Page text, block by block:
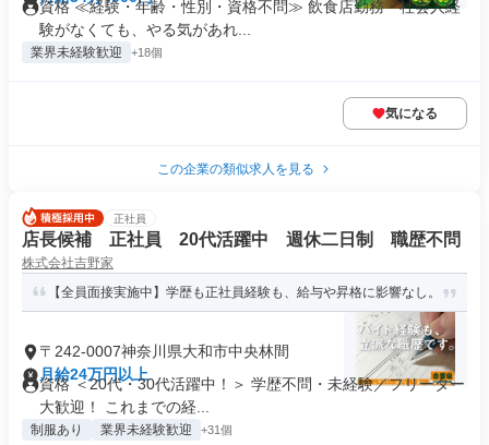
資格 ≪経験・年齢・性別・資格不問≫ 飲食店勤務・社会人経
験がなくても、やる気があれ...
業界未経験歓迎 +18個
気になる
この企業の類似求人を見る
正社員
店長候補 正社員 20代活躍中 週休二日制 職歴不問
株式会社吉野家
【全員面接実施中】学歴も正社員経験も、給与や昇格に影響なし。
〒242-0007神奈川県大和市中央林間
月給24万円以上
資格 ＜20代・30代活躍中！＞ 学歴不問・未経験／フリーター
大歓迎！ これまでの経...
制服あり 業界未経験歓迎 +31個